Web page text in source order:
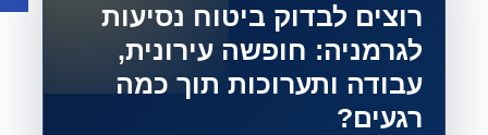
רוצים לבדוק ביטוח נסיעות
לגרמניה: חופשה עירונית,
עבודה ותערוכות תוך כמה
רגעים?